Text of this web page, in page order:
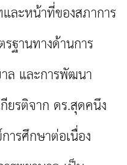
ละหน้าที่ของสภาการ
ฐานทางด้านการ
ล และการพัฒนา
ยรติจาก ดร.สุดคนึง
ารศึกษาต่อเนื่อง